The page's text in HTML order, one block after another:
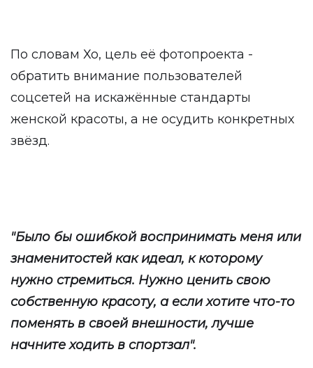
По словам Хо, цель её фотопроекта -
обратить внимание пользователей
соцсетей на искажённые стандарты
женской красоты, а не осудить конкретных
звёзд.
"Было бы ошибкой воспринимать меня или
знаменитостей как идеал, к которому
нужно стремиться. Нужно ценить свою
собственную красоту, а если хотите что-то
поменять в своей внешности, лучше
начните ходить в спортзал".